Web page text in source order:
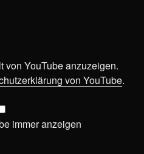
von YouTube anzuzeigen.
von YouTube.
immer anzeigen